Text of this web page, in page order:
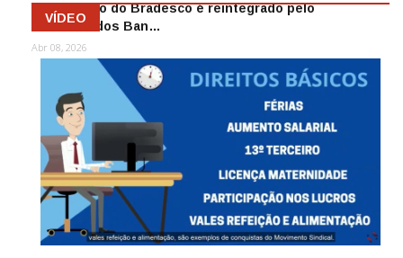
Funcionário do Bradesco é reintegrado pelo
Sindicato dos Ban…
Abr 08, 2026
VÍDEO